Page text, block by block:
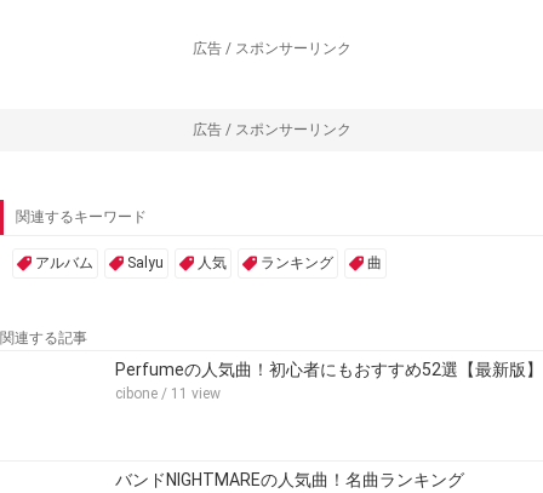
広告 / スポンサーリンク
広告 / スポンサーリンク
関連するキーワード
アルバム Salyu 人気 ランキング 曲
関連する記事
Perfumeの人気曲！初心者にもおすすめ52選【最新版】
cibone / 11 view
バンドNIGHTMAREの人気曲！名曲ランキング